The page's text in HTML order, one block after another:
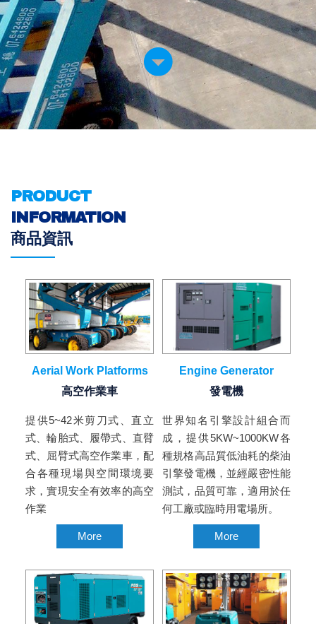
PRODUCT
INFORMATION
商品資訊
Aerial Work Platforms
高空作業車
提供5~42米剪刀式、直立
式、輪胎式、履帶式、直臂
式、屈臂式高空作業車，配
合各種現場與空間環境要
求，實現安全有效率的高空
作業
More
Engine Generator
發電機
世界知名引擎設計組合而
成，提供5KW~1000KW各
種規格高品質低油耗的柴油
引擎發電機，並經嚴密性能
測試，品質可靠，適用於任
何工廠或臨時用電場所。
More